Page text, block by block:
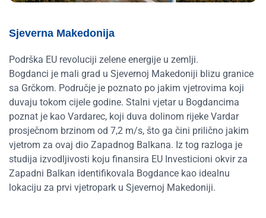
Sjeverna Makedonija
Podrška EU revoluciji zelene energije u zemlji.
Bogdanci je mali grad u Sjevernoj Makedoniji blizu granice
sa Grčkom. Područje je poznato po jakim vjetrovima koji
duvaju tokom cijele godine. Stalni vjetar u Bogdancima
poznat je kao Vardarec, koji duva dolinom rijeke Vardar
prosječnom brzinom od 7,2 m/s, što ga čini prilično jakim
vjetrom za ovaj dio Zapadnog Balkana. Iz tog razloga je
studija izvodljivosti koju finansira EU Investicioni okvir za
Zapadni Balkan identifikovala Bogdance kao idealnu
lokaciju za prvi vjetropark u Sjevernoj Makedoniji.